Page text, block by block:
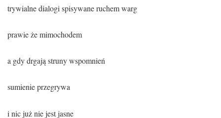
trywialne dialogi spisywane ruchem warg
prawie że mimochodem
a gdy drgają struny wspomnień
sumienie przegrywa
i nic już nie jest jasne